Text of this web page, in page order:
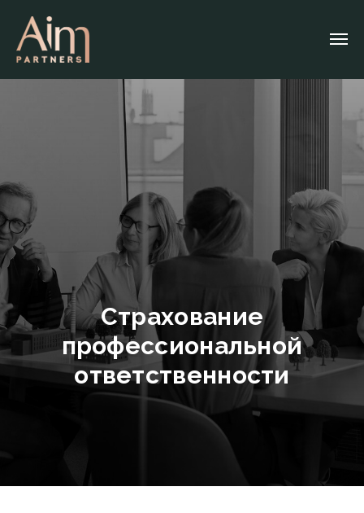
Страхование
профессиональной
ответственности